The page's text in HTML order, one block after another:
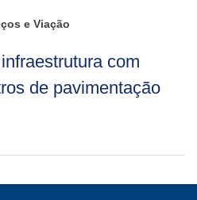
e Viação
com
de pavimentação